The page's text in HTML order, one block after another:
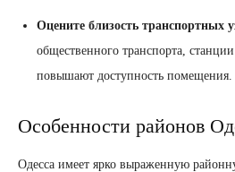
Оцените близость транспортных
общественного транспорта,
повышают доступность помещения.
Особенности районов
Одесса имеет ярко выраженную